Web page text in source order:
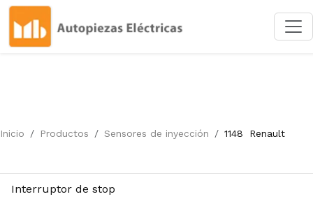
Inicio Productos Sensores de inyección 1148 Renault
Interruptor de stop